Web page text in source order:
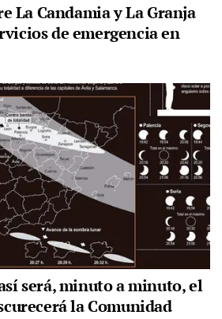
La Candamia y La Granja
de emergencia en
será, minuto a minuto, el
la Comunidad